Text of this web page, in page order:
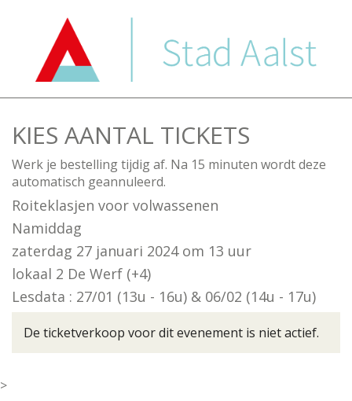
KIES AANTAL TICKETS
Werk je bestelling tijdig af. Na 15 minuten wordt deze
automatisch geannuleerd.
Roiteklasjen voor volwassenen
Namiddag
zaterdag 27 januari 2024 om 13 uur
lokaal 2 De Werf (+4)
Lesdata : 27/01 (13u - 16u) & 06/02 (14u - 17u)
De ticketverkoop voor dit evenement is niet actief.
>